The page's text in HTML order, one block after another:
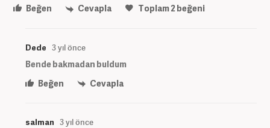
Beğen
Cevapla Toplam2beğeni
Dede 3 yıl önce
Bende bakmadan buldum
Beğen
Cevapla
salman 3 yıl önce